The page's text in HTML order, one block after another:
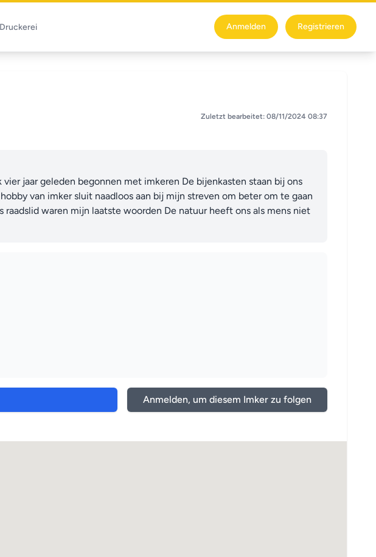
Druckerei Anmelden Registrieren
Zuletzt bearbeitet: 08/11/2024 08:37
jaar geleden begonnen met imkeren De bijenkasten staan bij ons
van imker sluit naadloos aan bij mijn streven om beter om te gaan
waren mijn laatste woorden De natuur heeft ons als mens niet
Anmelden, um diesem Imker zu folgen